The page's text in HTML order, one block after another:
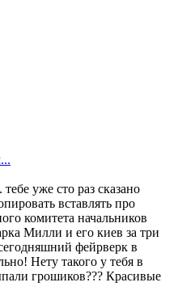
уже сто раз сказано
вставлять про
комитета начальников
Милли и его киев за три
фейрверк в
Нету такого у тебя в
грошиков??? Красивые